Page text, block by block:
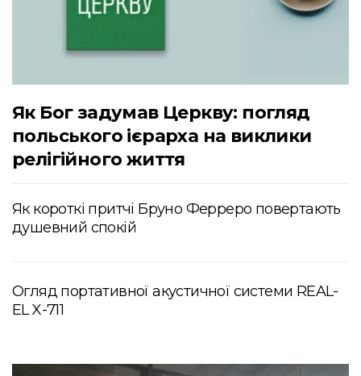
Як Бог задумав Церкву: погляд
польського ієрарха на виклики
релігійного життя
Як короткі притчі Бруно Ферреро повертають
душевний спокій
Огляд портативної акустичної системи REAL-
EL X-711